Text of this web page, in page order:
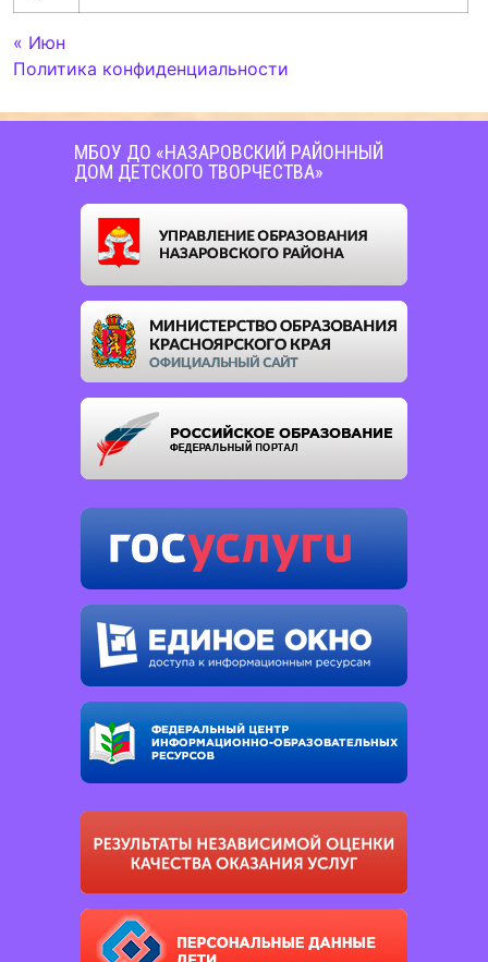
« Июн
Политика конфиденциальности
МБОУ ДО «НАЗАРОВСКИЙ РАЙОННЫЙ
ДОМ ДЕТСКОГО ТВОРЧЕСТВА»